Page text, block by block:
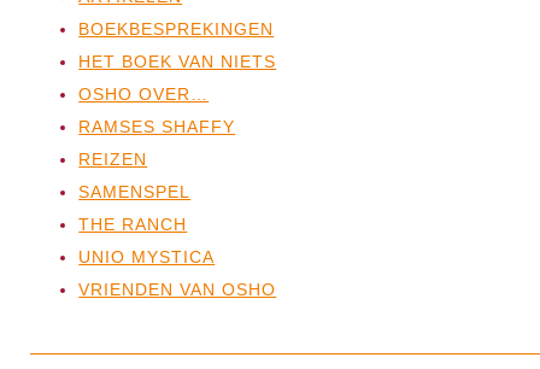
BOEKBESPREKINGEN
HET BOEK VAN NIETS
OSHO OVER…
RAMSES SHAFFY
REIZEN
SAMENSPEL
THE RANCH
UNIO MYSTICA
VRIENDEN VAN OSHO